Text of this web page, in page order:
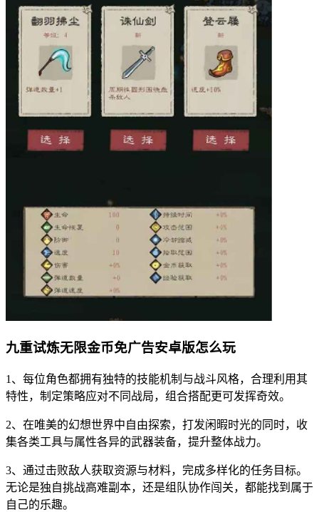
九重试炼无限金币免广告安卓版怎么玩
1、每位角色都拥有独特的技能机制与战斗风格，合理利用其
特性，制定策略应对不同战局，组合搭配更可发挥奇效。
2、在唯美的幻想世界中自由探索，打发闲暇时光的同时，收
集各类工具与属性各异的武器装备，提升整体战力。
3、通过击败敌人获取资源与材料，完成多样化的任务目标。
无论是独自挑战高难副本，还是组队协作闯关，都能找到属于
自己的乐趣。